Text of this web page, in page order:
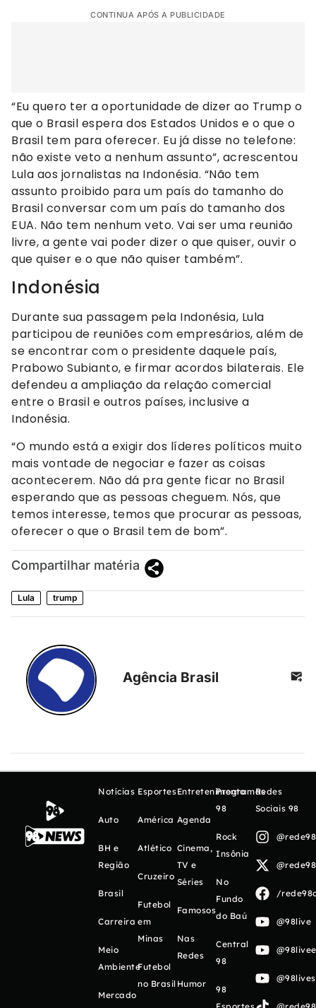
CONTINUA APÓS A PUBLICIDADE
“Eu quero ter a oportunidade de dizer ao Trump o
que o Brasil espera dos Estados Unidos e o que o
Brasil tem para oferecer. Eu já disse no telefone:
não existe veto a nenhum assunto”, acrescentou
Lula aos jornalistas na Indonésia. “Não tem
assunto proibido para um país do tamanho do
Brasil conversar com um país do tamanho dos
EUA. Não tem nenhum veto. Vai ser uma reunião
livre, a gente vai poder dizer o que quiser, ouvir o
que quiser e o que não quiser também”.
Indonésia
Durante sua passagem pela Indonésia, Lula
participou de reuniões com empresários, além de
se encontrar com o presidente daquele país,
Prabowo Subianto, e firmar acordos bilaterais. Ele
defendeu a ampliação da relação comercial
entre o Brasil e outros países, inclusive a
Indonésia.
“O mundo está a exigir dos líderes políticos muito
mais vontade de negociar e fazer as coisas
acontecerem. Não dá pra gente ficar no Brasil
esperando que as pessoas cheguem. Nós, que
temos interesse, temos que procurar as pessoas,
oferecer o que o Brasil tem de bom”.
Compartilhar matéria
Lula trump
Agência Brasil
Notícias
Auto
BH e
Região
Brasil
Carreira
Meio
Ambiente
Mercado
Esportes
América
Atlético
Cruzeiro
Futebol
em
Minas
Futebol
no Brasil
Entretenimento
Agenda
Cinema,
TV e
Séries
Famosos
Nas
Redes
Humor
Programas
98
Rock
Insônia
No
Fundo
do Baú
Central
98
98
Redes
Sociais 98
/
@98live